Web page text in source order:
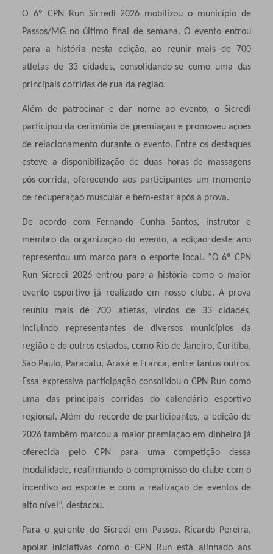
O 6º CPN Run Sicredi 2026 mobilizou o município de
Passos/MG no último final de semana. O evento entrou
para a história nesta edição, ao reunir mais de 700
atletas de 33 cidades, consolidando-se como uma das
principais corridas de rua da região.
Além de patrocinar e dar nome ao evento, o Sicredi
participou da cerimônia de premiação e promoveu ações
de relacionamento durante o evento. Entre os destaques
esteve a disponibilização de duas horas de massagens
pós-corrida, oferecendo aos participantes um momento
de recuperação muscular e bem-estar após a prova.
De acordo com Fernando Cunha Santos, instrutor e
membro da organização do evento, a edição deste ano
representou um marco para o esporte local. “O 6º CPN
Run Sicredi 2026 entrou para a história como o maior
evento esportivo já realizado em nosso clube. A prova
reuniu mais de 700 atletas, vindos de 33 cidades,
incluindo representantes de diversos municípios da
região e de outros estados, como Rio de Janeiro, Curitiba,
São Paulo, Paracatu, Araxá e Franca, entre tantos outros.
Essa expressiva participação consolidou o CPN Run como
uma das principais corridas do calendário esportivo
regional. Além do recorde de participantes, a edição de
2026 também marcou a maior premiação em dinheiro já
oferecida pelo CPN para uma competição dessa
modalidade, reafirmando o compromisso do clube com o
incentivo ao esporte e com a realização de eventos de
alto nível”, destacou.
Para o gerente do Sicredi em Passos, Ricardo Pereira,
apoiar iniciativas como o CPN Run está alinhado aos